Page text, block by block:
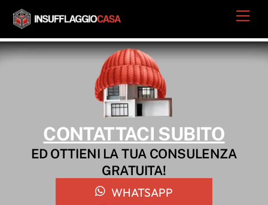
Skip
content
CONTATTACI SUBITO
ED OTTIENI LA TUA CONSULENZA
GRATUITA!
WHATSAPP